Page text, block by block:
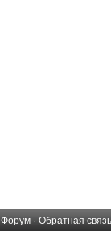
Форум · Обратная связь